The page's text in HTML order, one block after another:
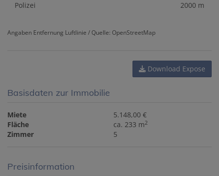
Polizei
2000 m
Angaben Entfernung Luftlinie / Quelle: OpenStreetMap
Download Expose
Basisdaten zur Immobilie
Miete
5.148,00 €
Fläche
ca. 233 m2
Zimmer 5
Preisinformation